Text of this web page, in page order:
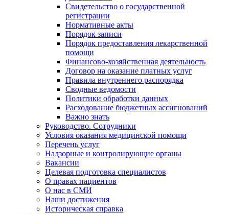
Свидетельство о государственной
регистрации
Нормативные акты
Порядок записи
Порядок предоставления лекарственной
помощи
Финансово-хозяйственная деятельность
Договор на оказание платных услуг
Правила внутреннего распорядка
Сводные ведомости
Политики обработки данных
Расходование бюджетных ассигнований
Важно знать
Руководство. Сотрудники
Условия оказания медицинской помощи
Перечень услуг
Надзорные и контролирующие органы
Вакансии
Целевая подготовка специалистов
О правах пациентов
О нас в СМИ
Наши достижения
Историческая справка